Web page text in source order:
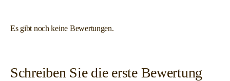
Es gibt noch keine Bewertungen.
Schreiben Sie die erste Bewertung